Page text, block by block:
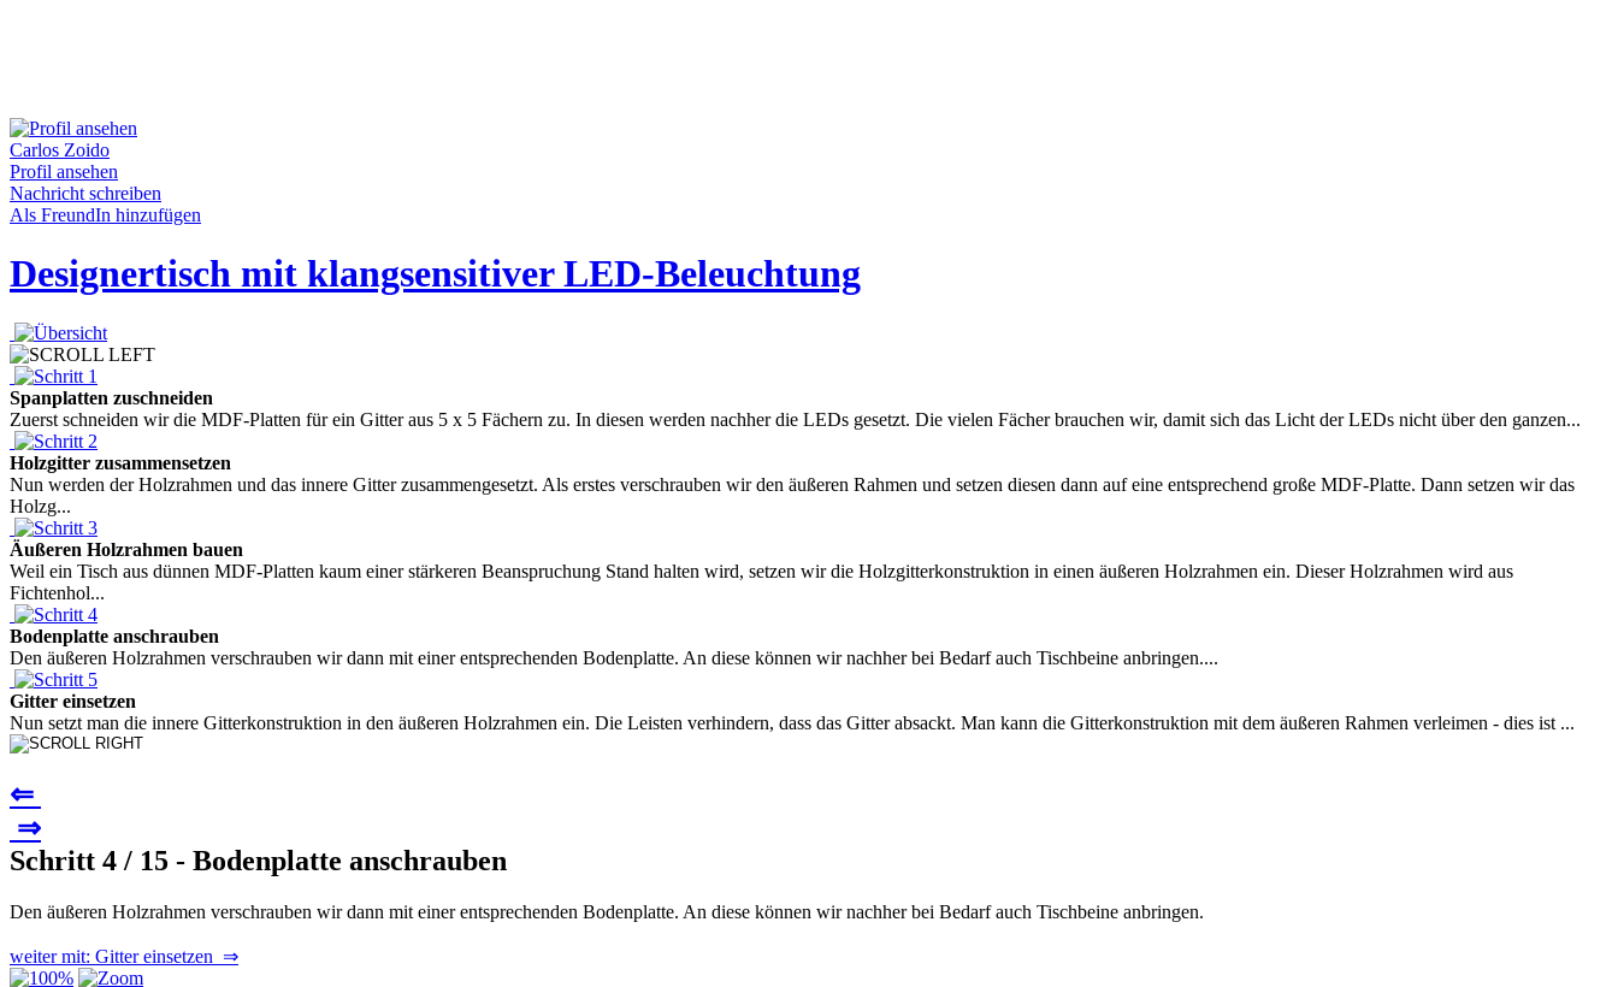
Carlos Zoido
Profil ansehen
Nachricht schreiben
Als FreundIn hinzufügen
Designertisch mit klangsensitiver LED-Beleuchtung
Spanplatten zuschneiden
Zuerst schneiden wir die MDF-Platten für ein Gitter aus 5 x 5 Fächern zu. In diesen werden nachher die LEDs gesetzt. Die vielen Fächer brauchen wir, damit sich das Licht der LEDs nicht über den ganzen...
Holzgitter zusammensetzen
Nun werden der Holzrahmen und das innere Gitter zusammengesetzt. Als erstes verschrauben wir den äußeren Rahmen und setzen diesen dann auf eine entsprechend große MDF-Platte. Dann setzen wir das
Holzg...
Äußeren Holzrahmen bauen
Weil ein Tisch aus dünnen MDF-Platten kaum einer stärkeren Beanspruchung Stand halten wird, setzen wir die Holzgitterkonstruktion in einen äußeren Holzrahmen ein. Dieser Holzrahmen wird aus
Fichtenhol...
Bodenplatte anschrauben
Den äußeren Holzrahmen verschrauben wir dann mit einer entsprechenden Bodenplatte. An diese können wir nachher bei Bedarf auch Tischbeine anbringen....
Gitter einsetzen
Nun setzt man die innere Gitterkonstruktion in den äußeren Holzrahmen ein. Die Leisten verhindern, dass das Gitter absackt. Man kann die Gitterkonstruktion mit dem äußeren Rahmen verleimen - dies ist ...
⇐
⇒
Schritt 4 / 15 - Bodenplatte anschrauben
Den äußeren Holzrahmen verschrauben wir dann mit einer entsprechenden Bodenplatte. An diese können wir nachher bei Bedarf auch Tischbeine anbringen.
weiter mit: Gitter einsetzen ⇒